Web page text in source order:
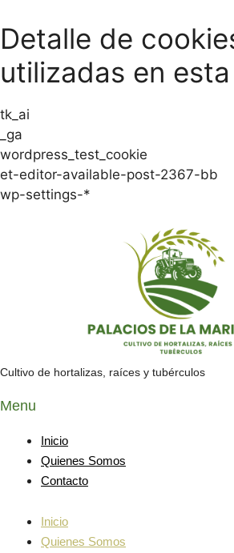
Detalle de
utilizadas en
tk_ai
_ga
wordpress_test_cookie
et-editor-available-post-2367-bb
wp-settings-*
Cultivo de hortalizas, raíces y tubérculos
Menu
Inicio
Quienes Somos
Contacto
Inicio
Quienes Somos